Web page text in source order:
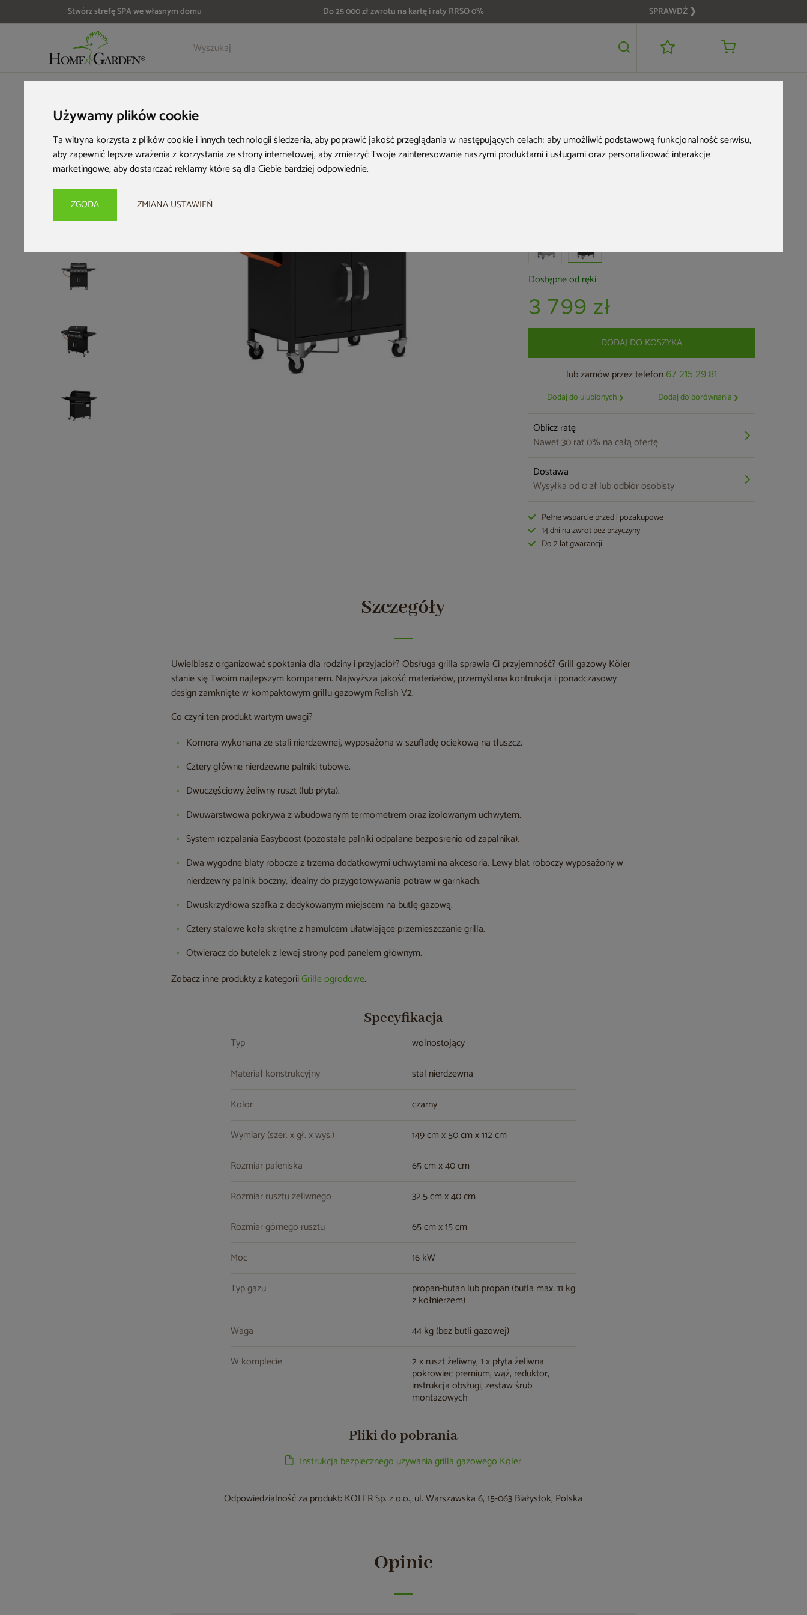
Używamy plików cookie
Ta witryna korzysta z plików cookie i innych technologii śledzenia, aby poprawić jakość przeglądania w następujących celach:aby umożliwić podstawową funkcjonalność serwisu,
aby zapewnić lepsze wrażenia z korzystania ze strony internetowej,aby zmierzyć Twoje zainteresowanie naszymi produktami i usługami oraz personalizować interakcje
marketingowe,aby dostarczać reklamy które są dla Ciebie bardziej odpowiednie.
ZGODA ZMIANA USTAWIEŃ
Stwórz strefę SPA we własnym domu Do 25 000 zł zwrotu na kartę i raty RRSO 0% SPRAWDŹ ❯
Szczegóły Opinie 3 799 zł DODAJ DO KOSZYKA
Grill gazowy Köler
Dostępne od ręki
3 799 zł
DODAJ DO KOSZYKA
lub zamów przez telefon 67 215 29 81
Dodaj do ulubionych Dodaj do porównania
Oblicz ratę
Nawet 30 rat 0% na całą ofertę
Dostawa
Wysyłka od 0 zł lub odbiór osobisty
Pełne wsparcie przed i pozakupowe
14 dni na zwrot bez przyczyny
Do 2 lat gwarancji
Szczegóły
Uwielbiasz organizować spoktania dla rodziny i przyjaciół? Obsługa grilla sprawia Ci przyjemność? Grill gazowy Köler
stanie się Twoim najlepszym kompanem. Najwyższa jakość materiałów, przemyślana kontrukcja i ponadczasowy
design zamknięte w kompaktowym grillu gazowym Relish V2.
Co czyni ten produkt wartym uwagi?
Komora wykonana ze stali nierdzewnej, wyposażona w szufladę ociekową na tłuszcz.
Cztery główne nierdzewne palniki tubowe.
Dwuczęściowy żeliwny ruszt (lub płyta).
Dwuwarstwowa pokrywa z wbudowanym termometrem oraz izolowanym uchwytem.
System rozpalania Easyboost (pozostałe palniki odpalane bezpośrenio od zapalnika).
Dwa wygodne blaty robocze z trzema dodatkowymi uchwytami na akcesoria. Lewy blat roboczy wyposażony w
nierdzewny palnik boczny, idealny do przygotowywania potraw w garnkach.
Dwuskrzydłowa szafka z dedykowanym miejscem na butlę gazową.
Cztery stalowe koła skrętne z hamulcem ułatwiające przemieszczanie grilla.
Otwieracz do butelek z lewej strony pod panelem głównym.
Zobacz inne produkty z kategoriiGrille ogrodowe.
Specyfikacja
Typ
wolnostojący
Materiał konstrukcyjny
stal nierdzewna
Kolor
czarny
Wymiary (szer. x gł. x wys.)
149 cm x 50 cm x 112 cm
Rozmiar paleniska
65 cm x 40 cm
Rozmiar rusztu żeliwnego
32,5 cm x 40 cm
Rozmiar górnego rusztu
65 cm x 15 cm
Moc
16 kW
Typ gazu
propan-butan lub propan (butla max. 11 kg
z kołnierzem)
Waga
44 kg (bez butli gazowej)
W komplecie
2 x ruszt żeliwny, 1 x płyta żeliwna
pokrowiec premium, wąż, reduktor,
instrukcja obsługi, zestaw śrub
montażowych
Pliki do pobrania
Instrukcja bezpiecznego używania grilla gazowego Köler
Odpowiedzialność za produkt: KOLER Sp. z o.o., ul. Warszawska 6, 15-063 Białystok, Polska
Opinie